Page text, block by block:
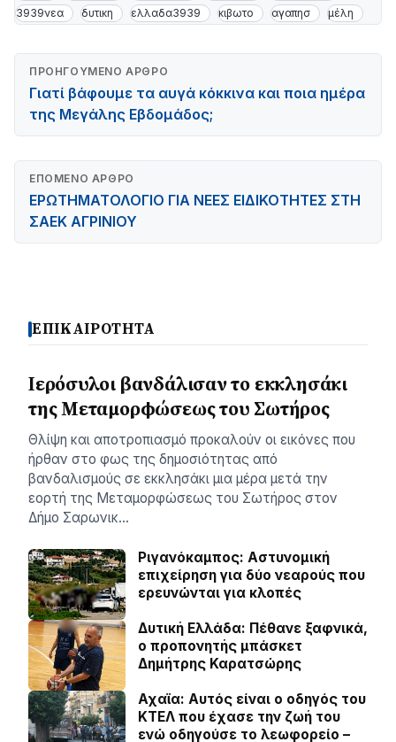
3939νεα
δυτικη ελλαδα3939 κιβωτο αγαπησ μέλη
ΠΡΟΗΓΟΎΜΕΝΟ ΆΡΘΡΟ
Γιατί βάφουμε τα αυγά κόκκινα και ποια ημέρα
της Μεγάλης Εβδομάδος;
ΕΠΌΜΕΝΟ ΆΡΘΡΟ
ΕΡΩΤΗΜΑΤΟΛΟΓΙΟ ΓΙΑ ΝΕΕΣ ΕΙΔΙΚΟΤΗΤΕΣ ΣΤΗ
ΣΑΕΚ ΑΓΡΙΝΙΟΥ
ΕΠΙΚΑΙΡΟΤΗΤΑ
Ιερόσυλοι βανδάλισαν το εκκλησάκι
της Μεταμορφώσεως του Σωτήρος
Θλίψη και αποτροπιασμό προκαλούν οι εικόνες που
ήρθαν στο φως της δημοσιότητας από
βανδαλισμούς σε εκκλησάκι μια μέρα μετά την
εορτή της Μεταμορφώσεως του Σωτήρος στον
Δήμο Σαρωνικ…
Ριγανόκαμπος: Αστυνομική
επιχείρηση για δύο νεαρούς που
ερευνώνται για κλοπές
Δυτική Ελλάδα: Πέθανε ξαφνικά,
ο προπονητής μπάσκετ
Δημήτρης Καρατσώρης
Αχαϊα: Αυτός είναι ο οδηγός του
ΚΤΕΛ που έχασε την ζωή του
ενώ οδηγούσε το λεωφορείο –